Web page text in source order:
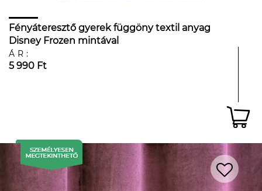
Fényáteresztő gyerek függöny textil anyag
Disney Frozen mintával
ÁR:
5 990 Ft